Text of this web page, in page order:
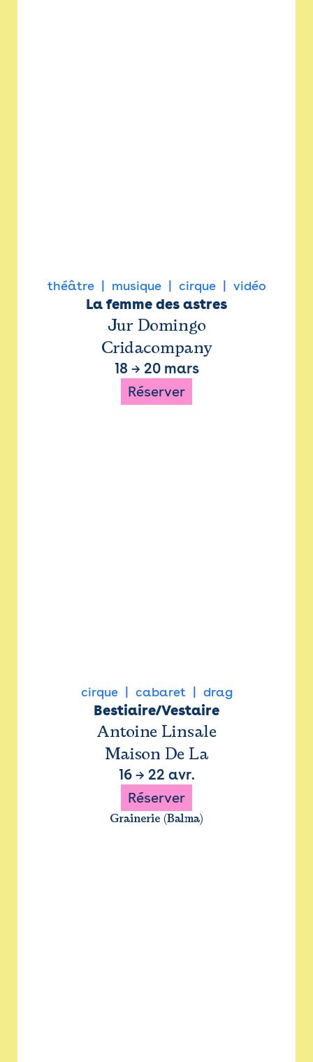
théâtre musique cirque vidéo
La femme des astres
Jur Domingo
Cridacompany
18 → 20 mars
Réserver
cirque cabaret drag
Bestiaire/Vestaire
Antoine Linsale
Maison De La
16→ 22 avr.
Réserver
Grainerie (Balma)